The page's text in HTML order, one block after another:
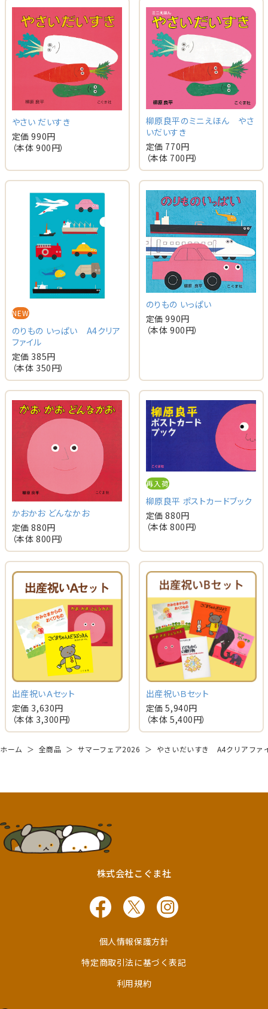
やさい だいすき
定価 990円
（本体 900円）
柳原良平のミニえほん やさ
いだいすき
定価 770円
（本体 700円）
NEW
のりもの いっぱい A4クリア
ファイル
定価 385円
（本体 350円）
のりもの いっぱい
定価 990円
（本体 900円）
かおかお どんなかお
定価 880円
（本体 800円）
再入荷
柳原良平 ポストカードブック
定価 880円
（本体 800円）
出産祝いＡセット
定価 3,630円
（本体 3,300円）
出産祝いＢセット
定価 5,940円
（本体 5,400円）
ホーム ＞ 全商品 ＞ サマーフェア2026 ＞ やさいだいすき A4クリアファ
株式会社こぐま社
個人情報保護方針
特定商取引法に基づく表記
利用規約